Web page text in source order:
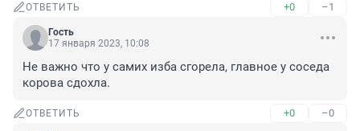
ОТВЕТИТЬ +0 –1
Гость
17 января 2023, 10:08
Не важно что у самих изба сгорела, главное у соседа
корова сдохла.
ОТВЕТИТЬ +0 –0